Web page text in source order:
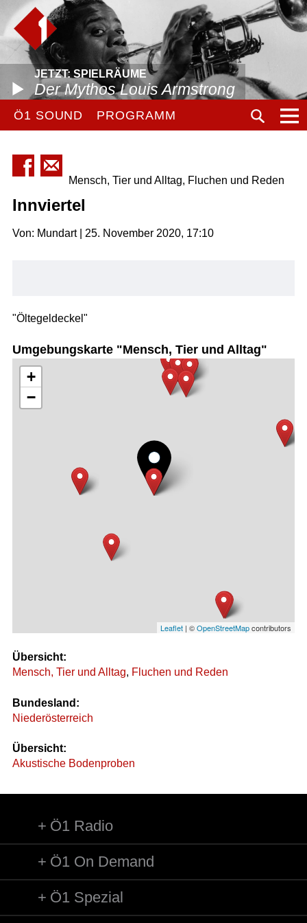
JETZT: SPIELRÄUME
Der Mythos Louis Armstrong
Ö1 SOUND PROGRAMM
Mensch, Tier und Alltag, Fluchen und Reden
Innviertel
Von: Mundart | 25. November 2020, 17:10
"Öltegeldeckel"
Umgebungskarte "Mensch, Tier und Alltag"
+
−
Leaflet | ©OpenStreetMapcontributors
Übersicht:
Mensch, Tier und Alltag, Fluchen und Reden
Bundesland:
Niederösterreich
Übersicht:
Akustische Bodenproben
Ö1 Radio
Ö1 On Demand
Ö1 Spezial